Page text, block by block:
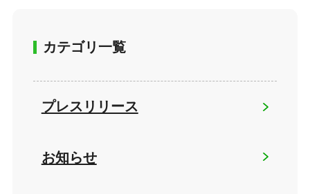
カテゴリ一覧
プレスリリース
お知らせ